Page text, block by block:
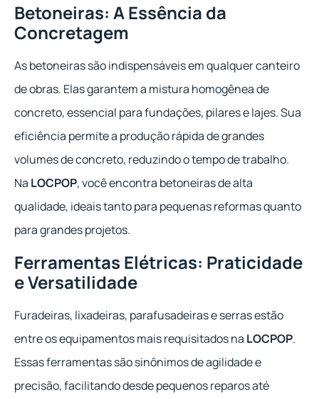
Betoneiras: A Essência da
Concretagem
As betoneiras são indispensáveis em qualquer canteiro
de obras. Elas garantem a mistura homogênea de
concreto, essencial para fundações, pilares e lajes. Sua
eficiência permite a produção rápida de grandes
volumes de concreto, reduzindo o tempo de trabalho.
Na LOCPOP, você encontra betoneiras de alta
qualidade, ideais tanto para pequenas reformas quanto
para grandes projetos.
Ferramentas Elétricas: Praticidade
e Versatilidade
Furadeiras, lixadeiras, parafusadeiras e serras estão
entre os equipamentos mais requisitados na LOCPOP.
Essas ferramentas são sinônimos de agilidade e
precisão, facilitando desde pequenos reparos até